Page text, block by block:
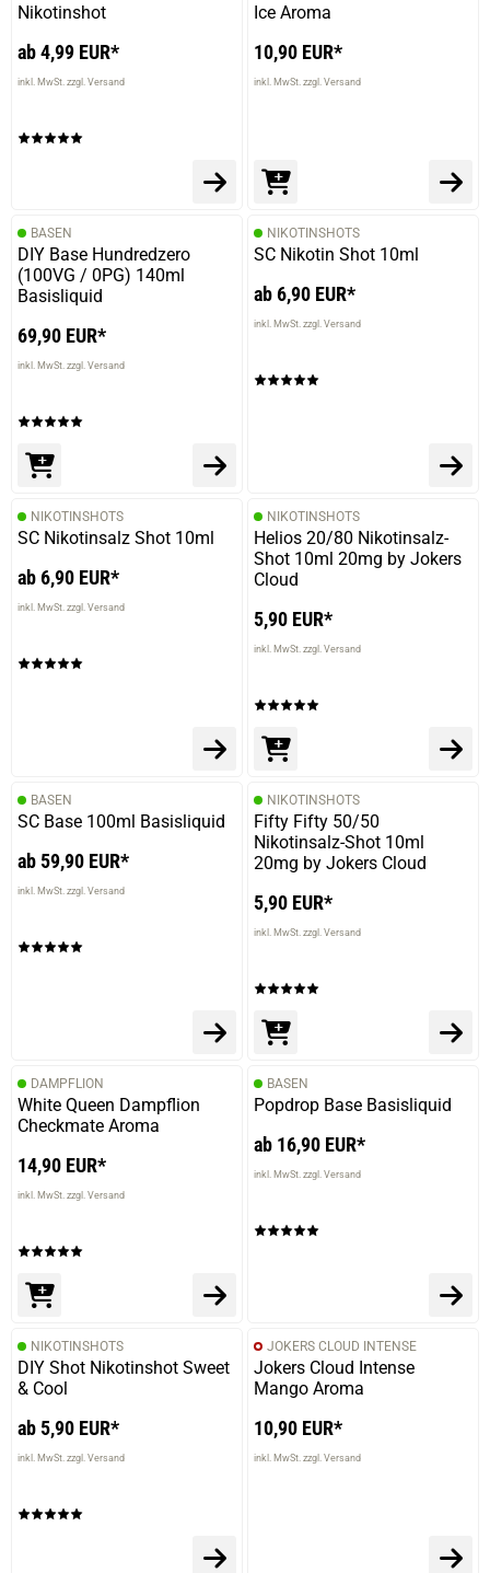
Nikotinshot
ab 4,99 EUR*
inkl. MwSt. zzgl. Versand
Ice Aroma
10,90 EUR*
inkl. MwSt. zzgl. Versand
BASEN
DIY Base Hundredzero
(100VG / 0PG) 140ml
Basisliquid
69,90 EUR*
inkl. MwSt. zzgl. Versand
NIKOTINSHOTS
SC Nikotin Shot 10ml
ab 6,90 EUR*
inkl. MwSt. zzgl. Versand
NIKOTINSHOTS
SC Nikotinsalz Shot 10ml
ab 6,90 EUR*
inkl. MwSt. zzgl. Versand
NIKOTINSHOTS
Helios 20/80 Nikotinsalz-
Shot 10ml 20mg by Jokers
Cloud
5,90 EUR*
inkl. MwSt. zzgl. Versand
BASEN
SC Base 100ml Basisliquid
ab 59,90 EUR*
inkl. MwSt. zzgl. Versand
NIKOTINSHOTS
Fifty Fifty 50/50
Nikotinsalz-Shot 10ml
20mg by Jokers Cloud
5,90 EUR*
inkl. MwSt. zzgl. Versand
DAMPFLION
White Queen Dampflion
Checkmate Aroma
14,90 EUR*
inkl. MwSt. zzgl. Versand
BASEN
Popdrop Base Basisliquid
ab 16,90 EUR*
inkl. MwSt. zzgl. Versand
NIKOTINSHOTS
DIY Shot Nikotinshot Sweet
& Cool
ab 5,90 EUR*
inkl. MwSt. zzgl. Versand
JOKERS CLOUD INTENSE
Jokers Cloud Intense
Mango Aroma
10,90 EUR*
inkl. MwSt. zzgl. Versand